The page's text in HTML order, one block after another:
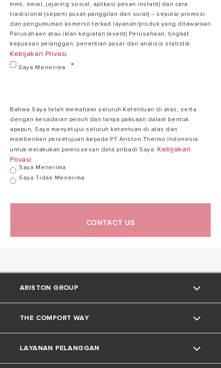
mms, email, jejaring sosial, aplikasi pesan instant) dan cara
tradisional (seperti pusat-panggilan dan surat) – seputar promosi
dan pengumuman komersil terkait layanan/produk yang ditawarkan
Perusahaan atau iklan kegiatan (event) Perusahaan, tingkat
kepuasan pelanggan, penelitian pasar dan analisis statistik.
Kebijakan Privasi
Saya Menerima
Bahwa Saya telah memahami seluruh Ketentuan di atas, serta
dengan kesadaran penuh dan tanpa paksaan dalam bentuk
apapun, Saya menyetujui seluruh ketentuan di atas dan
memberikan persetujuan kepada PT Ariston Thermo Indonesia
untuk melakukan pemrosesan data pribadi Saya. Kebijakan
Privasi
Saya Menerima
Saya Tidak Menerima
CONTACT US
ARISTON GROUP
Tentang Ariston
Grup
THE COMFORT WAY
Trik dan Kiat
LAYANAN PELANGGAN